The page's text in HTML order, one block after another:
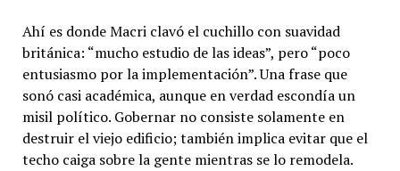
Ahí es donde Macri clavó el cuchillo con suavidad
británica: “mucho estudio de las ideas”, pero “poco
entusiasmo por la implementación”. Una frase que
sonó casi académica, aunque en verdad escondía un
misil político. Gobernar no consiste solamente en
destruir el viejo edificio; también implica evitar que el
techo caiga sobre la gente mientras se lo remodela.